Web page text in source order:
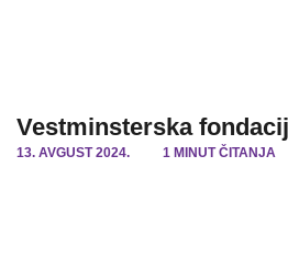
Vestminsterska
13. AVGUST 2024. 1 MINUT ČITANJA